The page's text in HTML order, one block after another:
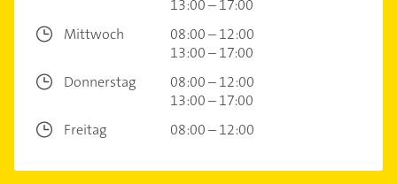
13:00 – 17:00
Mittwoch
08:00 – 12:00
13:00 – 17:00
Donnerstag
08:00 – 12:00
13:00 – 17:00
Freitag
08:00 – 12:00